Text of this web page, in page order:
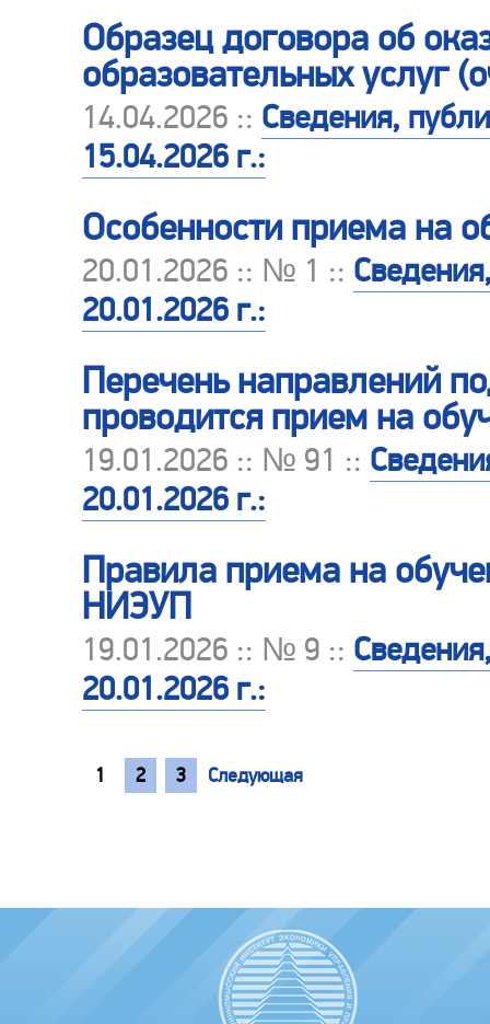
Образец договора об
образовательных услуг
14.04.2026 :: Сведения,
15.04.2026 г.:
Особенности приема на
20.01.2026 :: № 1 ::
20.01.2026 г.:
Перечень направлений
проводится прием на
19.01.2026 :: № 91 ::
20.01.2026 г.:
Правила приема на
НИЭУП
19.01.2026 :: № 9 ::
20.01.2026 г.:
1 2 3 Следующая